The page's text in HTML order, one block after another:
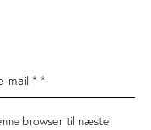
browser til næste